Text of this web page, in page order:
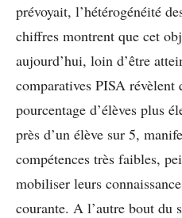
prévoyait, l’hétérogénéité
chiffres montrent que cet
aujourd’hui, loin d’être
comparatives PISA révèlent
pourcentage d’élèves plus
près d’un élève sur 5,
compétences très faibles,
mobiliser leurs
courante. A l’autre bout du